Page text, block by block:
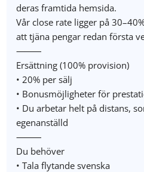
deras framtida hemsida.
Vår close rate ligger på
att tjäna pengar redan första
⸻
Ersättning (100% provision)
• 20% per sälj
• Bonusmöjligheter för
• Du arbetar helt på distans,
egenanställd
⸻
Du behöver
• Tala flytande svenska